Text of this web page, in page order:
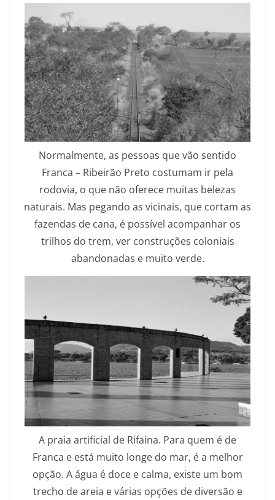
Normalmente, as pessoas que vão sentido
Franca – Ribeirão Preto costumam ir pela
rodovia, o que não oferece muitas belezas
naturais. Mas pegando as vicinais, que cortam as
fazendas de cana, é possível acompanhar os
trilhos do trem, ver construções coloniais
abandonadas e muito verde.
A praia artificial de Rifaina. Para quem é de
Franca e está muito longe do mar, é a melhor
opção. A água é doce e calma, existe um bom
trecho de areia e várias opções de diversão e